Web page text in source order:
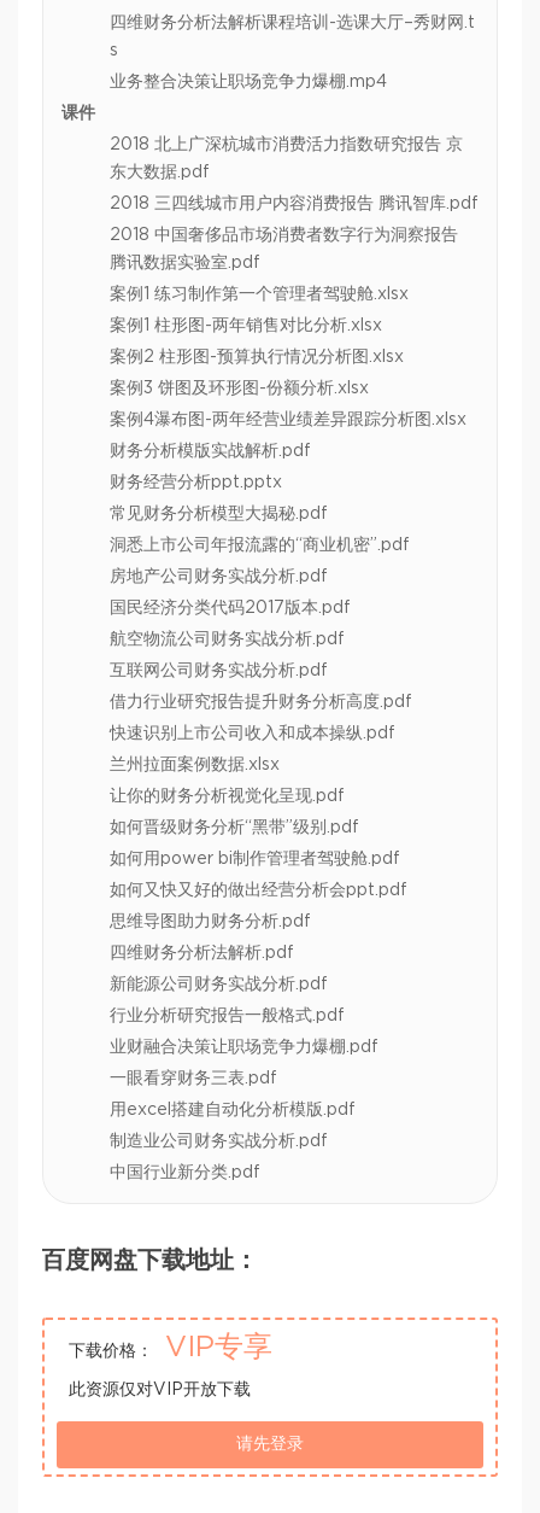
四维财务分析法解析课程培训-选课大厅–秀财网.t
s
业务整合决策让职场竞争力爆棚.mp4
课件
2018 北上广深杭城市消费活力指数研究报告 京
东大数据.pdf
2018 三四线城市用户内容消费报告 腾讯智库.pdf
2018 中国奢侈品市场消费者数字行为洞察报告
腾讯数据实验室.pdf
案例1 练习制作第一个管理者驾驶舱.xlsx
案例1 柱形图-两年销售对比分析.xlsx
案例2 柱形图-预算执行情况分析图.xlsx
案例3 饼图及环形图-份额分析.xlsx
案例4瀑布图-两年经营业绩差异跟踪分析图.xlsx
财务分析模版实战解析.pdf
财务经营分析ppt.pptx
常见财务分析模型大揭秘.pdf
洞悉上市公司年报流露的“商业机密”.pdf
房地产公司财务实战分析.pdf
国民经济分类代码2017版本.pdf
航空物流公司财务实战分析.pdf
互联网公司财务实战分析.pdf
借力行业研究报告提升财务分析高度.pdf
快速识别上市公司收入和成本操纵.pdf
兰州拉面案例数据.xlsx
让你的财务分析视觉化呈现.pdf
如何晋级财务分析“黑带”级别.pdf
如何用power bi制作管理者驾驶舱.pdf
如何又快又好的做出经营分析会ppt.pdf
思维导图助力财务分析.pdf
四维财务分析法解析.pdf
新能源公司财务实战分析.pdf
行业分析研究报告一般格式.pdf
业财融合决策让职场竞争力爆棚.pdf
一眼看穿财务三表.pdf
用excel搭建自动化分析模版.pdf
制造业公司财务实战分析.pdf
中国行业新分类.pdf
百度网盘下载地址：
下载价格： VIP专享
此资源仅对VIP开放下载
请先登录